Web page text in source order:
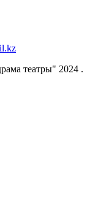
театры" 2024 .